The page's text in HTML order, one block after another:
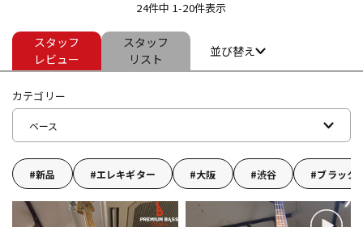
ドラム パーカッション
管楽器 その他楽器
アンプ エフェクター
24件中 1-20件表示
スタッフ
レビュー
スタッフ
リスト
並び替え
カテゴリー
ベース
新品 エレキギター 大阪 渋谷 ブラック